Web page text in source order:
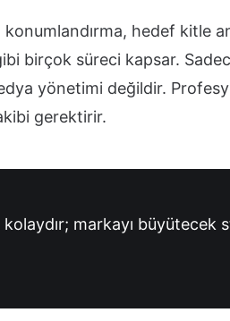
hedef kitle
birçok süreci kapsar.
yönetimi değildir.
gerektirir.
markayı büyütecek